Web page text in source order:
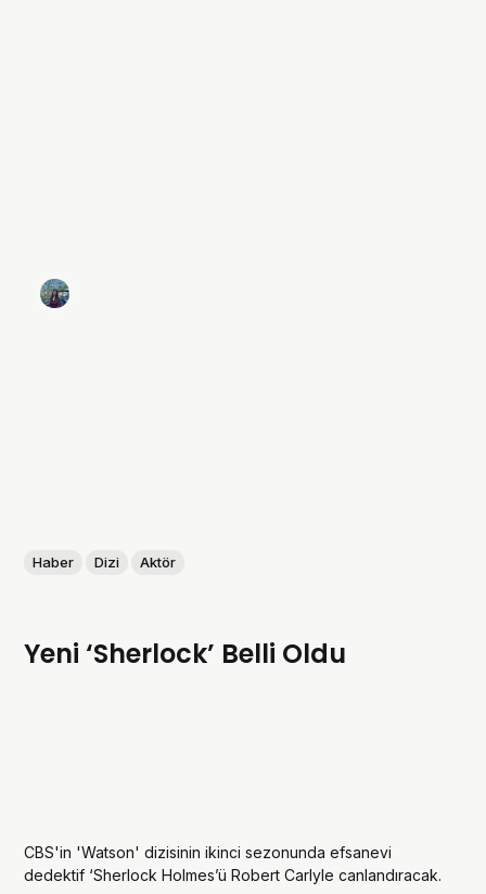
Haber Dizi Aktör
Yeni ‘Sherlock’ Belli Oldu
CBS'in 'Watson' dizisinin ikinci sezonunda efsanevi
dedektif ‘Sherlock Holmes’ü Robert Carlyle canlandıracak.